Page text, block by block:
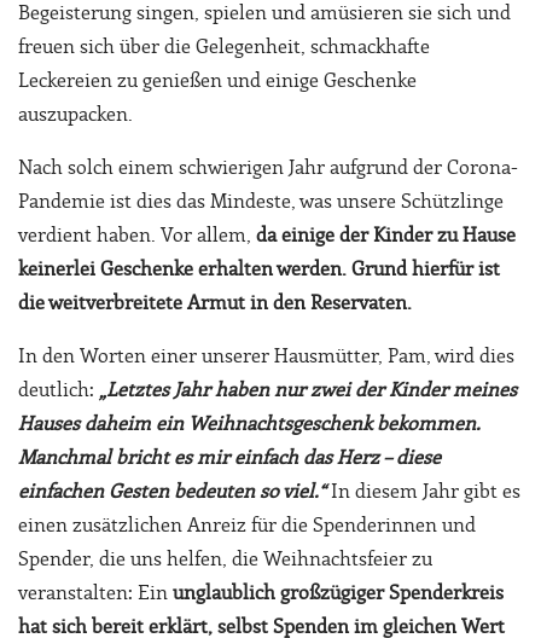
Begeisterung singen, spielen und amüsieren sie sich und
freuen sich über die Gelegenheit, schmackhafte
Leckereien zu genießen und einige Geschenke
auszupacken.
Nach solch einem schwierigen Jahr aufgrund der Corona-
Pandemie ist dies das Mindeste, was unsere Schützlinge
verdient haben. Vor allem, da einige der Kinder zu Hause
keinerlei Geschenke erhalten werden. Grund hierfür ist
dieweitverbreitete Armut in den Reservaten.
In den Worten einer unserer Hausmütter, Pam, wird dies
deutlich:
„Letztes Jahr haben nur zwei der Kinder meines
Hauses daheim ein Weihnachtsgeschenk bekommen.
Manchmal bricht es mir einfach das Herz – diese
einfachen Gesten bedeuten so viel.“In diesem Jahr gibt es
einen zusätzlichen Anreiz für die Spenderinnen und
Spender, die uns helfen, die Weihnachtsfeier zu
veranstalten: Ein unglaublich großzügiger Spenderkreis
hat sich bereit erklärt, selbst Spenden im gleichen Wert